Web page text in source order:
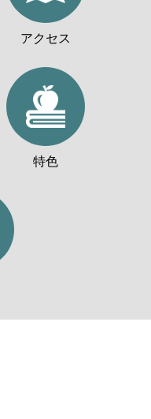
アクセス
特色